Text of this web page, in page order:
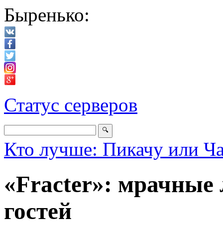
Быренько:
Статус серверов
Кто лучше: Пикачу или
«Fracter»: мрачные
гостей